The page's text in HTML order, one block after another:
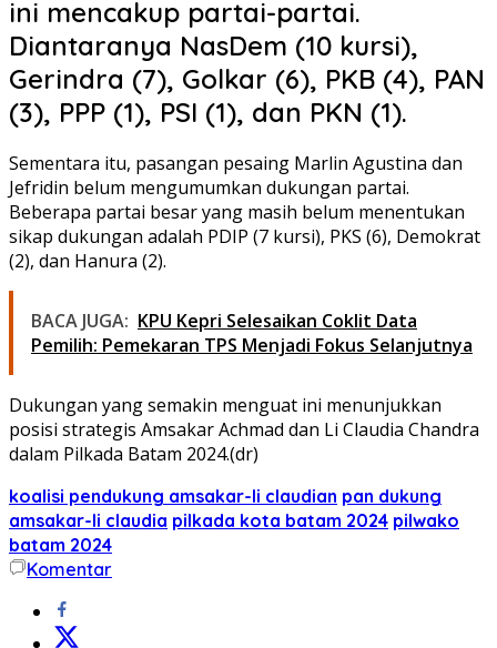
ini mencakup partai-partai.
Diantaranya NasDem (10 kursi),
Gerindra (7), Golkar (6), PKB (4), PAN
(3), PPP (1), PSI (1), dan PKN (1).
Sementara itu, pasangan pesaing Marlin Agustina dan
Jefridin belum mengumumkan dukungan partai.
Beberapa partai besar yang masih belum menentukan
sikap dukungan adalah PDIP (7 kursi), PKS (6), Demokrat
(2), dan Hanura (2).
BACA JUGA: KPU Kepri Selesaikan Coklit Data
Pemilih: Pemekaran TPS Menjadi Fokus Selanjutnya
Dukungan yang semakin menguat ini menunjukkan
posisi strategis Amsakar Achmad dan Li Claudia Chandra
dalam Pilkada Batam 2024.(dr)
koalisi pendukung amsakar-li claudian pan dukung
amsakar-li claudia pilkada kota batam 2024 pilwako
batam 2024
Komentar